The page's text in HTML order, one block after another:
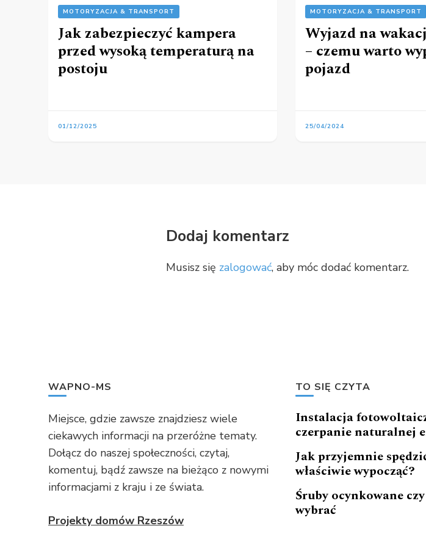
MOTORYZACJA & TRANSPORT
Jak zabezpieczyć kampera
przed wysoką temperaturą na
postoju
01/12/2025
MOTORYZACJA & TRANSPORT
Wyjazd na
– czemu warto
pojazd
25/04/2024
Dodaj komentarz
Musisz się zalogować, aby móc dodać komentarz.
WAPNO-MS
Miejsce, gdzie zawsze znajdziesz wiele
ciekawych informacji na przeróżne tematy.
Dołącz do naszej społeczności, czytaj,
komentuj, bądź zawsze na bieżąco z nowymi
informacjami z kraju i ze świata.
Projekty domów Rzeszów
TO SIĘ CZYTA
Instalacja
czerpanie naturalnej
Jak przyjemnie
właściwie wypocząć?
Śruby ocynkowane
wybrać